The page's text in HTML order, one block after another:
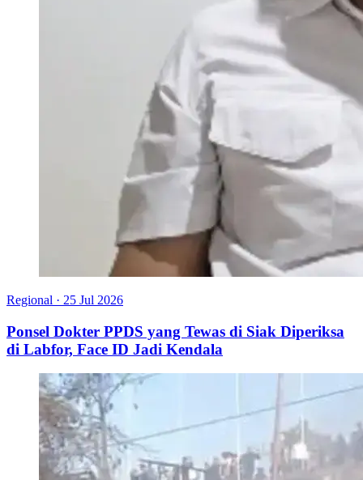
Regional · 25 Jul 2026
Ponsel Dokter PPDS yang Tewas di Siak Diperiksa
di Labfor, Face ID Jadi Kendala